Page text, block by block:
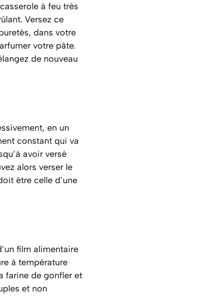
à feu très
Versez ce
dans votre
votre pâte.
de nouveau
en un
constant qui va
avoir versé
alors verser le
être celle d’une
film alimentaire
à température
farine de gonfler et
et non